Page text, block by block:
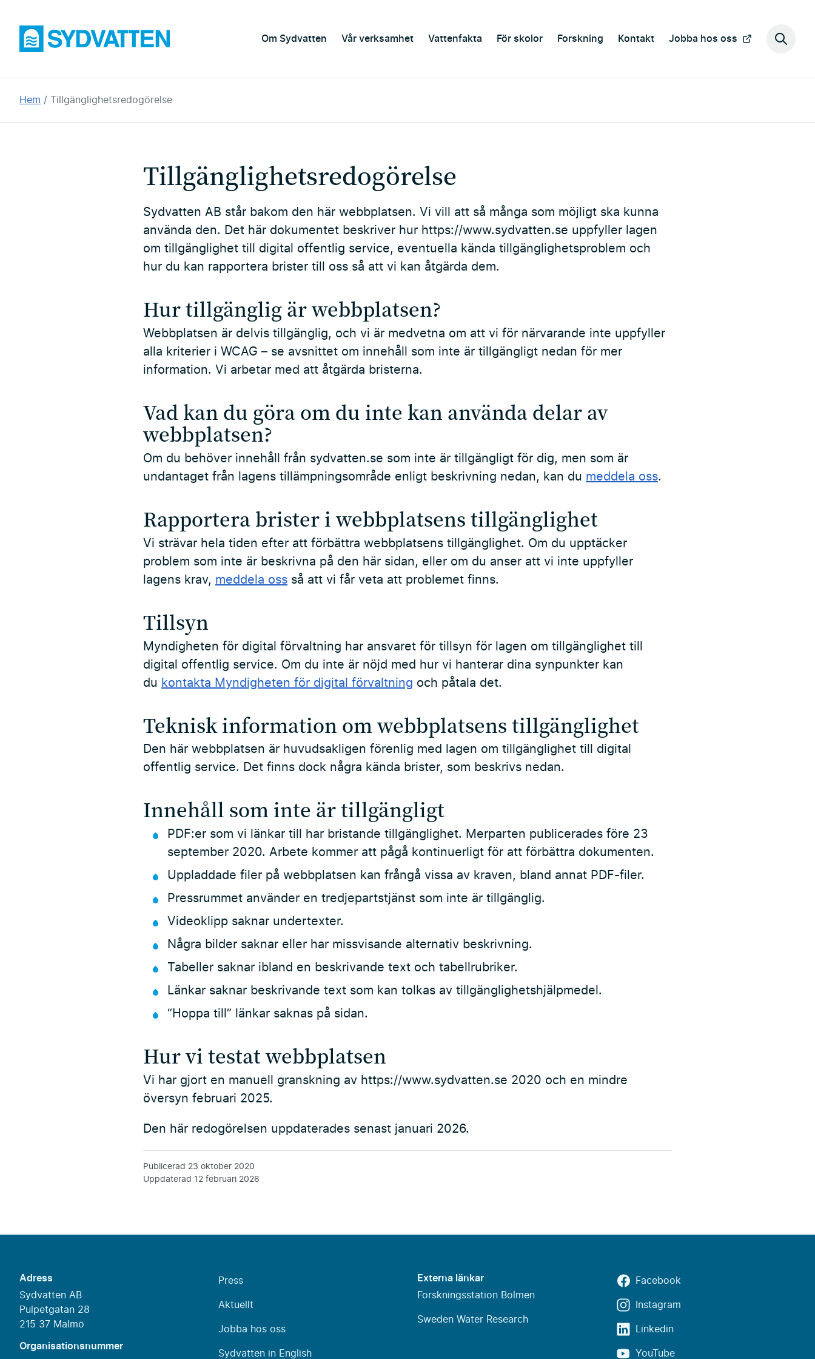
huvudinnehållet
Sydvatten Om Sydvatten Vår verksamhet Vattenfakta För skolor Forskning Kontakt Jobba hos oss
Sök
Du
Hem Tillgänglighetsredogörelse
Tillgänglighetsredogörelse
Sydvatten AB står bakom den här webbplatsen. Vi vill att så många som möjligt ska kunna
använda den. Det här dokumentet beskriver hur https://www.sydvatten.se uppfyller lagen
om tillgänglighet till digital offentlig service, eventuella kända tillgänglighetsproblem och
hur du kan rapportera brister till oss så att vi kan åtgärda dem.
Hur tillgänglig är webbplatsen?
Webbplatsen är delvis tillgänglig, och vi är medvetna om att vi för närvarande inte uppfyller
alla kriterier i WCAG – se avsnittet om innehåll som inte är tillgängligt nedan för mer
information. Vi arbetar med att åtgärda bristerna.
Vad kan du göra om du inte kan använda delar av
webbplatsen?
Om du behöver innehåll från sydvatten.se som inte är tillgängligt för dig, men som är
undantaget från lagens tillämpningsområde enligt beskrivning nedan, kan du meddela oss.
Rapportera brister i webbplatsens tillgänglighet
Vi strävar hela tiden efter att förbättra webbplatsens tillgänglighet. Om du upptäcker
problem som inte är beskrivna på den här sidan, eller om du anser att vi inte uppfyller
lagens krav, meddela oss så att vi får veta att problemet finns.
Tillsyn
Myndigheten för digital förvaltning har ansvaret för tillsyn för lagen om tillgänglighet till
digital offentlig service. Om du inte är nöjd med hur vi hanterar dina synpunkter kan
du kontakta Myndigheten för digital förvaltning och påtala det.
Teknisk information om webbplatsens tillgänglighet
Den här webbplatsen är huvudsakligen förenlig med lagen om tillgänglighet till digital
offentlig service. Det finns dock några kända brister, som beskrivs nedan.
Innehåll som inte är tillgängligt
PDF:er som vi länkar till har bristande tillgänglighet. Merparten publicerades före 23
september 2020. Arbete kommer att pågå kontinuerligt för att förbättra dokumenten.
Uppladdade filer på webbplatsen kan frångå vissa av kraven, bland annat PDF-filer.
Pressrummet använder en tredjepartstjänst som inte är tillgänglig.
Videoklipp saknar undertexter.
Några bilder saknar eller har missvisande alternativ beskrivning.
Tabeller saknar ibland en beskrivande text och tabellrubriker.
Länkar saknar beskrivande text som kan tolkas av tillgänglighetshjälpmedel.
“Hoppa till” länkar saknas på sidan.
Hur vi testat webbplatsen
Vi har gjort en manuell granskning av https://www.sydvatten.se 2020 och en mindre
översyn februari 2025.
Den här redogörelsen uppdaterades senast januari 2026.
Publicerad 23 oktober 2020
Uppdaterad 12 februari 2026
Adress
Sydvatten AB
Pulpetgatan 28
215 37 Malmö
Organisationsnummer
Press
Aktuellt
Jobba hos oss
Sydvatten in English
Externa länkar
Forskningsstation Bolmen
Sweden Water Research
Facebook
Instagram
Linkedin
YouTube